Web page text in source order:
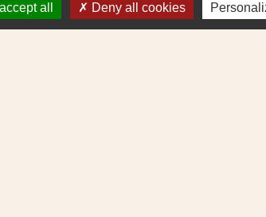
Nantes Métropole
all Deny all cookies